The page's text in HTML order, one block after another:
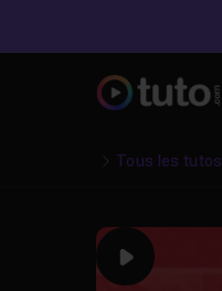
Tous les tutos
Play